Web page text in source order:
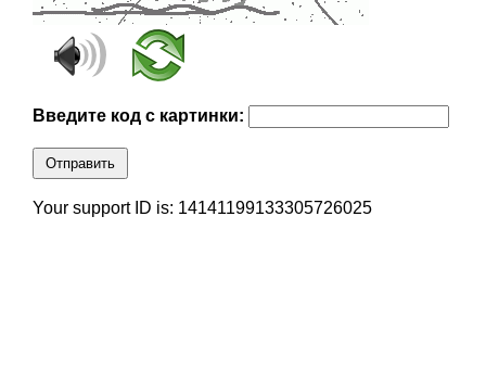
Введите код с картинки:
Отправить
Your support ID is: 14141199133305726025